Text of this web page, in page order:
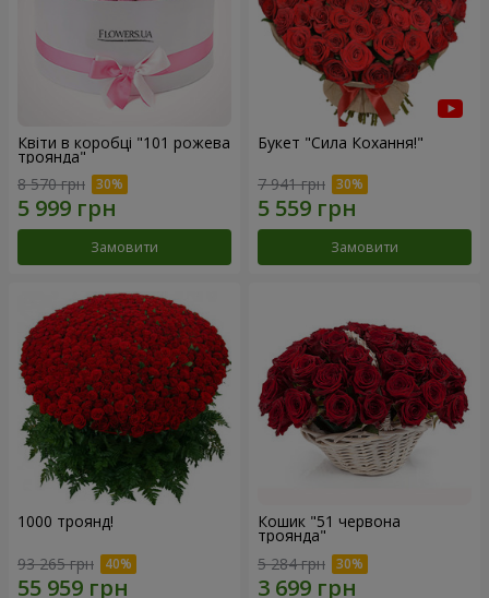
Квіти в коробці "101 рожева
троянда"
8 570 грн
Замовити
Букет "Сила Кохання!"
7 941 грн
Замовити
1000 троянд!
93 265 грн
Кошик "51 червона
троянда"
5 284 грн